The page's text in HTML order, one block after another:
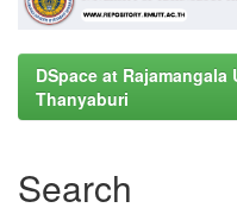
DSpace at
Thanyaburi
Search